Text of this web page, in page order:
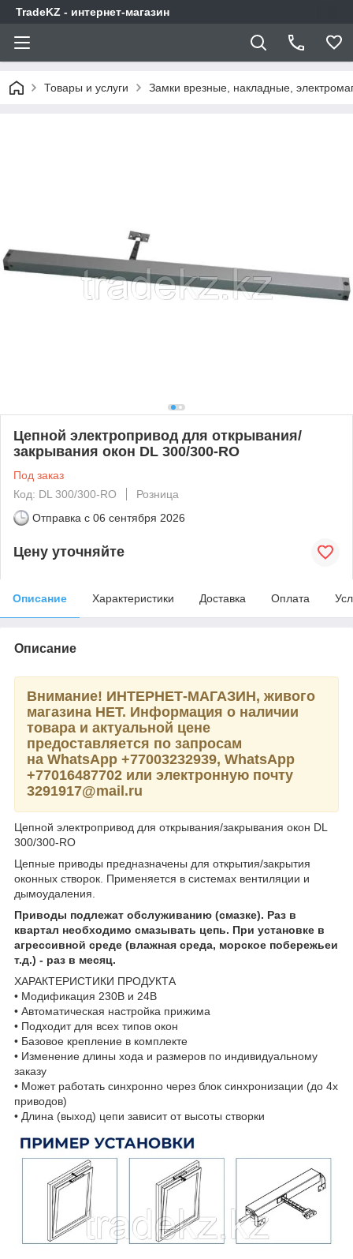
TradeKZ - интернет-магазин
Товары и услуги Замки врезные, накладные,
Цепной электропривод для открывания/
закрывания окон DL 300/300-RO
Под заказ
Код: DL 300/300-RO
Розница
Отправка с 06 сентября 2026
Цену уточняйте
Описание Характеристики Доставка Оплата
Описание
Внимание! ИНТЕРНЕТ-МАГАЗИН, живого
магазина НЕТ. Информация о наличии
товара и актуальной цене
предоставляется по запросам
на WhatsApp +77003232939, WhatsApp
+77016487702 или электронную почту
3291917@mail.ru
Цепной электропривод для открывания/закрывания окон DL
300/300-RO
Цепные приводы предназначены для открытия/закрытия
оконных створок. Применяется в системах вентиляции и
дымоудаления.
Приводы подлежат обслуживанию (смазке). Раз в
квартал необходимо смазывать цепь. При установке в
агрессивной среде (влажная среда, морское побережьеи
т.д.) - раз в месяц.
ХАРАКТЕРИСТИКИ ПРОДУКТА
• Модификация 230В и 24В
• Автоматическая настройка прижима
• Подходит для всех типов окон
• Базовое крепление в комплекте
• Изменение длины хода и размеров по индивидуальному
заказу
• Может работать синхронно через блок синхронизации (до 4х
приводов)
• Длина (выход) цепи зависит от высоты створки